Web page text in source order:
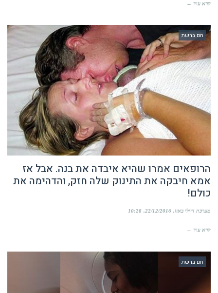
קרא עוד ←
חם ברשת
הרופאים אמרו שהיא איבדה את בנה. אבל אז
אמא חיבקה את התינוק שלה חזק, והדהימה את
כולם!
מערכת דיילי באזז 22/12/2016
10:28
קרא עוד ←
חם ברשת